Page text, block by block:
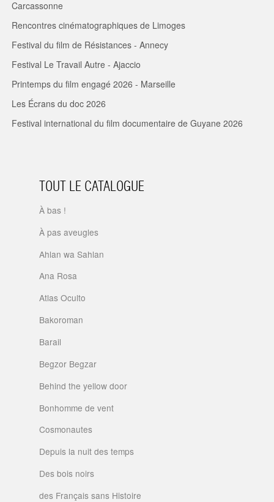
Carcassonne
Rencontres cinématographiques de Limoges
Festival du film de Résistances - Annecy
Festival Le Travail Autre - Ajaccio
Printemps du film engagé 2026 - Marseille
Les Écrans du doc 2026
Festival international du film documentaire de Guyane 2026
TOUT LE CATALOGUE
À bas !
À pas aveugles
Ahlan wa Sahlan
Ana Rosa
Atlas Oculto
Bakoroman
Barail
Begzor Begzar
Behind the yellow door
Bonhomme de vent
Cosmonautes
Depuis la nuit des temps
Des bois noirs
des Français sans Histoire